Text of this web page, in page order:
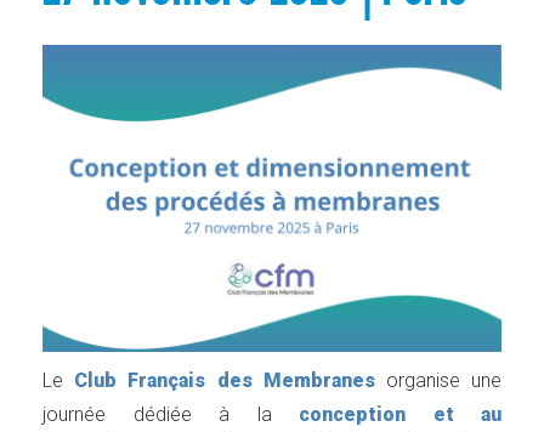
Le Club Français des Membranesorganise une
journée dédiée à la conception et au